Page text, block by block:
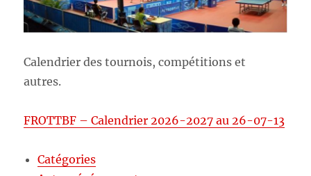
Calendrier des tournois, compétitions et
autres.
FROTTBF – Calendrier 2026-2027 au 26-07-13
Catégories